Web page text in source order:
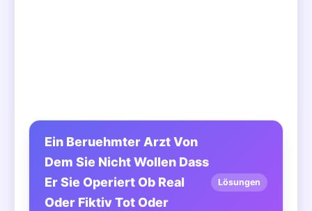
Ein Beruehmter Arzt Von
Dem Sie Nicht Wollen Dass
Er Sie Operiert Ob Real
Oder Fiktiv Tot Oder
Lösungen